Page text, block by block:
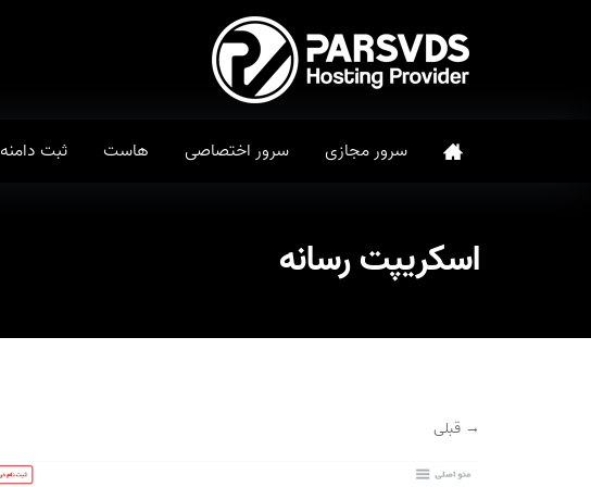
سرور مجازی سرور اختصاصی هاست ثبت دامنه
اسکریپت رسانه
→ قبلی